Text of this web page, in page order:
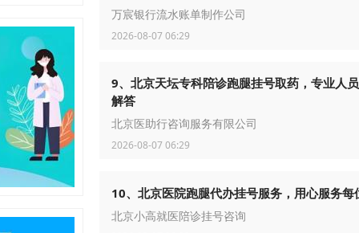
万宸银行流水账单制作公司
2026-08-07 06:29
9、北京天坛专科陪诊跑腿挂号取药，专业人
解答
北京医助行咨询服务有限公司
2026-08-07 06:29
10、北京医院跑腿代办挂号服务，用心服务每
北京小高就医陪诊挂号咨询